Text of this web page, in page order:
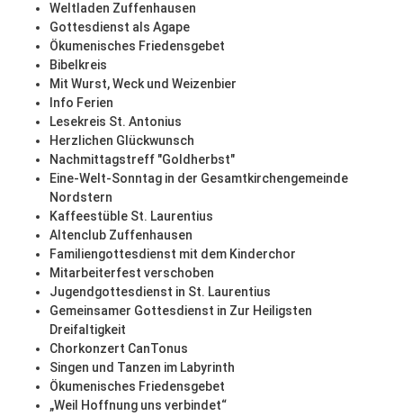
Weltladen Zuffenhausen
Gottesdienst als Agape
Ökumenisches Friedensgebet
Bibelkreis
Mit Wurst, Weck und Weizenbier
Info Ferien
Lesekreis St. Antonius
Herzlichen Glückwunsch
Nachmittagstreff "Goldherbst"
Eine-Welt-Sonntag in der Gesamtkirchengemeinde
Nordstern
Kaffeestüble St. Laurentius
Altenclub Zuffenhausen
Familiengottesdienst mit dem Kinderchor
Mitarbeiterfest verschoben
Jugendgottesdienst in St. Laurentius
Gemeinsamer Gottesdienst in Zur Heiligsten
Dreifaltigkeit
Chorkonzert CanTonus
Singen und Tanzen im Labyrinth
Ökumenisches Friedensgebet
„Weil Hoffnung uns verbindet“